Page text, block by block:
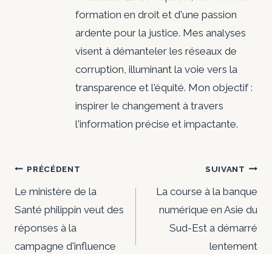
formation en droit et d'une passion
ardente pour la justice. Mes analyses
visent à démanteler les réseaux de
corruption, illuminant la voie vers la
transparence et l'équité. Mon objectif :
inspirer le changement à travers
l'information précise et impactante.
Navigation
de
l’article
PRÉCÉDENT
Le ministère de la
Santé philippin veut des
réponses à la
campagne d'influence
SUIVANT
La course à la banque
numérique en Asie du
Sud-Est a démarré
lentement